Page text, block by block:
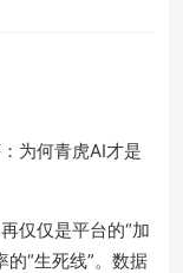
为何青虎AI才是
仅仅是平台的“加
“生死线”。数据